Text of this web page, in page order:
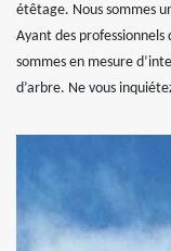
étêtage. Nous sommes
Ayant des
sommes en mesure
d’arbre. Ne vous